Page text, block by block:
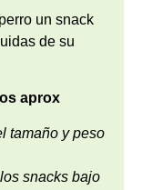
un snack
de su
aprox
tamaño y peso
snacks bajo